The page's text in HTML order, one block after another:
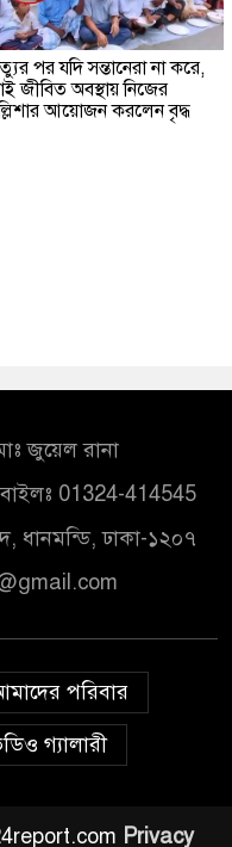
পর যদি সন্তানেরা না করে,
জীবিত অবস্থায় নিজের
আয়োজন করলেন বৃদ্ধ
জুয়েল রানা
01324-414545
ধানমন্ডি, ঢাকা-১২০৭
পরিবার
গ্যালারী
Privacy